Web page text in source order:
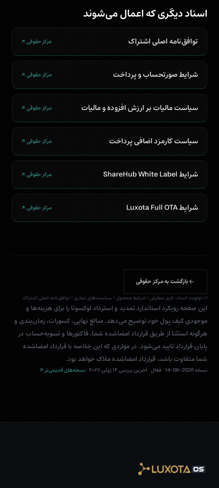
اسناد دیگری که اعمال می‌شوند
توافق‌نامه اصلی اشتراک مرکز حقوقی ↗
شرایط صورتحساب و پرداخت مرکز حقوقی ↗
سیاست مالیات بر ارزش افزوده و مالیات مرکز حقوقی ↗
سیاست کارمزد اضافی پرداخت مرکز حقوقی ↗
شرایط ShareHub White Label مرکز حقوقی ↗
شرایط Luxota Full OTA مرکز حقوقی ↗
بازگشت به مرکز حقوقی
// اولویت اسناد: فرم سفارش › شرایط محصول › سیاست‌های تجاری › توافق‌نامه اصلی اشتراک
این صفحه رویکرد استاندارد تمدید و استرداد لوکسوتا را برای هزینه‌ها و
موجودی کیف پول خود توضیح می‌دهد. مبالغ نهایی، کسورات، زمان‌بندی و
هرگونه استثنا از طریق قرارداد امضاشده شما، فاکتورها و تسویه‌حساب در
پایان قرارداد تایید می‌شود. در مواردی که این خلاصه با قرارداد امضاشده
شما متفاوت باشد، قرارداد امضاشده ملاک خواهد بود.
نسخه 2026-06-14 · فعال · آخرین بررسی ۱۴ ژوئن ۲۰۲۶ · نسخه‌های قدیمی‌تر ↗